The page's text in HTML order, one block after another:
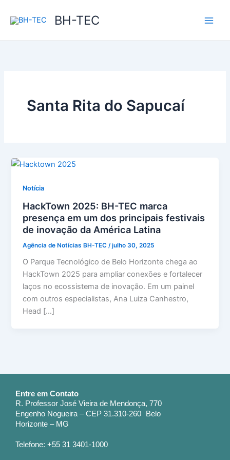
para
conteúdo
BH-TEC
Santa Rita do Sapucaí
Notícia
HackTown 2025: BH-TEC marca
presença em um dos principais festivais
de inovação da América Latina
Agência de Notícias BH-TEC /julho 30, 2025
O Parque Tecnológico de Belo Horizonte chega ao
HackTown 2025 para ampliar conexões e fortalecer
laços no ecossistema de inovação. Em um painel
com outros especialistas, Ana Luiza Canhestro,
Head […]
Entre em Contato
R. Professor José Vieira de Mendonça, 770
Engenho Nogueira – CEP 31.310-260 Belo
Horizonte – MG
Telefone: +55 31 3401-1000